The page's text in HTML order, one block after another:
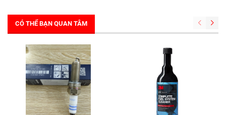
CÓ THỂ BẠN QUAN TÂM